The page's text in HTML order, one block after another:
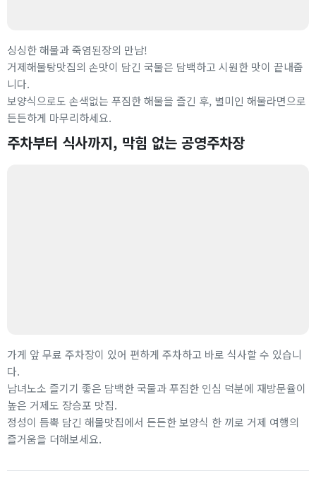
싱싱한 해물과 죽염된장의 만남!
거제해물탕맛집의 손맛이 담긴 국물은 담백하고 시원한 맛이 끝내줍
니다.
보양식으로도 손색없는 푸짐한 해물을 즐긴 후, 별미인 해물라면으로
든든하게 마무리하세요.
주차부터 식사까지, 막힘 없는 공영주차장
가게 앞 무료 주차장이 있어 편하게 주차하고 바로 식사할 수 있습니
다.
남녀노소 즐기기 좋은 담백한 국물과 푸짐한 인심 덕분에 재방문율이
높은 거제도 장승포 맛집.
정성이 듬뿍 담긴 해물맛집에서 든든한 보양식 한 끼로 거제 여행의
즐거움을 더해보세요.